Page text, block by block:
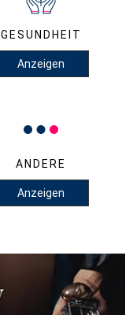
GESUNDHEIT
Anzeigen
ANDERE
Anzeigen